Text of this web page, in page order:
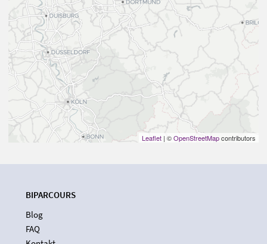
Leaflet | ©OpenStreetMapcontributors
BIPARCOURS
Blog
FAQ